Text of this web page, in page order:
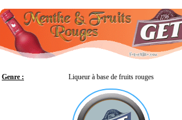
Genre : Liqueur à base de fruits rouges